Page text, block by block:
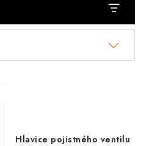
Hlavice pojistného ventilu